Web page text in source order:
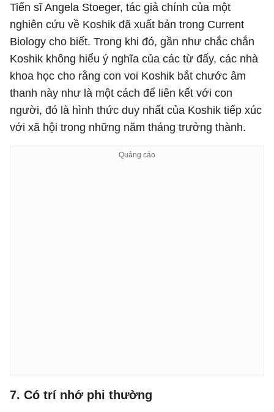
Tiến sĩ Angela Stoeger, tác giả chính của một
nghiên cứu về Koshik đã xuất bản trong Current
Biology cho biết. Trong khi đó, gần như chắc chắn
Koshik không hiểu ý nghĩa của các từ đấy, các nhà
khoa học cho rằng con voi Koshik bắt chước âm
thanh này như là một cách để liên kết với con
người, đó là hình thức duy nhất của Koshik tiếp xúc
với xã hội trong những năm tháng trưởng thành.
7. Có trí nhớ phi thường